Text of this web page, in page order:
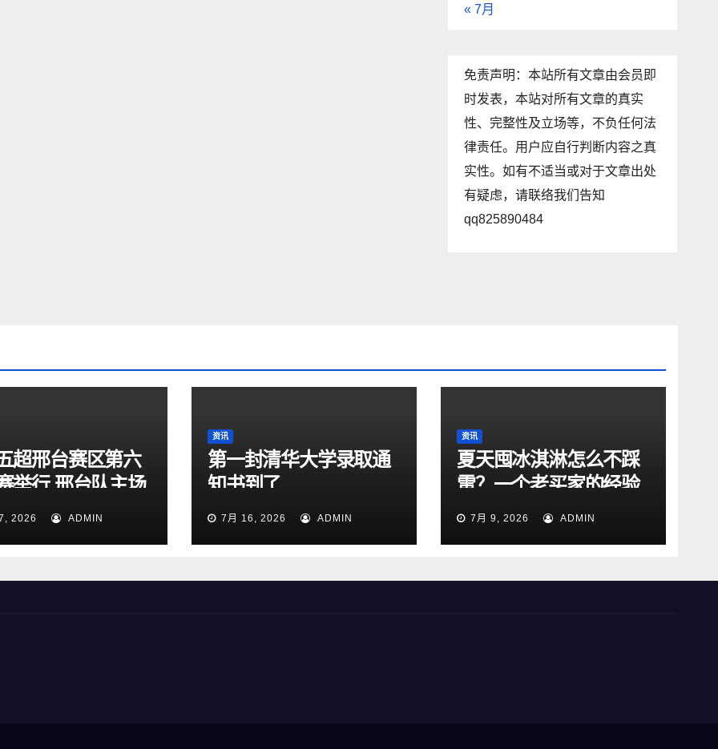
« 7月
免责声明：本站所有文章由会员即
时发表，本站对所有文章的真实
性、完整性及立场等，不负任何法
律责任。用户应自行判断内容之真
实性。如有不适当或对于文章出处
有疑虑，请联络我们告知
qq825890484
超邢台赛区第六
举行 邢台队主场
胜雄安新区队
2026 ADMIN
资讯
第一封清华大学录取通
知书到了
7月 16, 2026 ADMIN
资讯
夏天囤冰淇淋怎么不踩
雷？一个老买家的经验
总结
7月 9, 2026 ADMIN